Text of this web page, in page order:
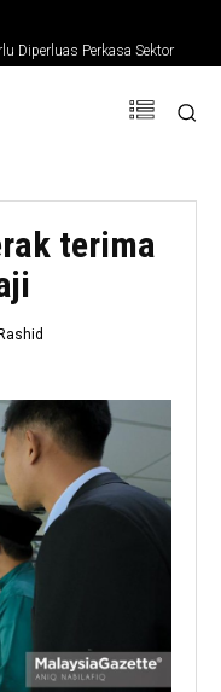
Diperluas Perkasa Sektor
terima